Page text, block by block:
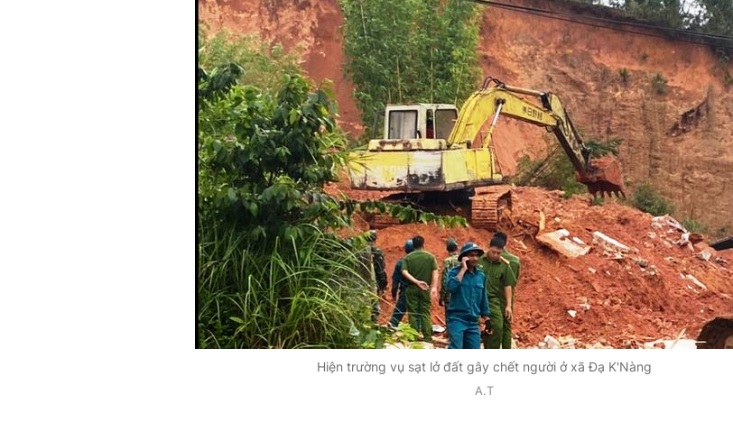
Hiện trường vụ sạt lở đất gây chết người ở xã Đạ K'Nàng
A.T